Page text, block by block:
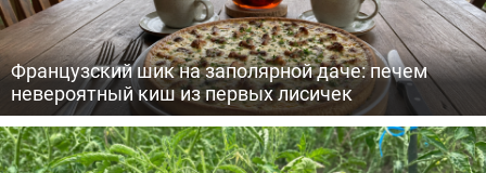
Французский шик на заполярной даче: печем
невероятный киш из первых лисичек